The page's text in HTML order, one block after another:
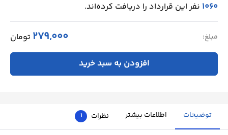
1060 نفر این قرارداد را دریافت کرده‌اند.
مبلغ: 279,000 تومان
افزودن به سبد خرید
توضیحات اطلاعات بیشتر نظرات 1